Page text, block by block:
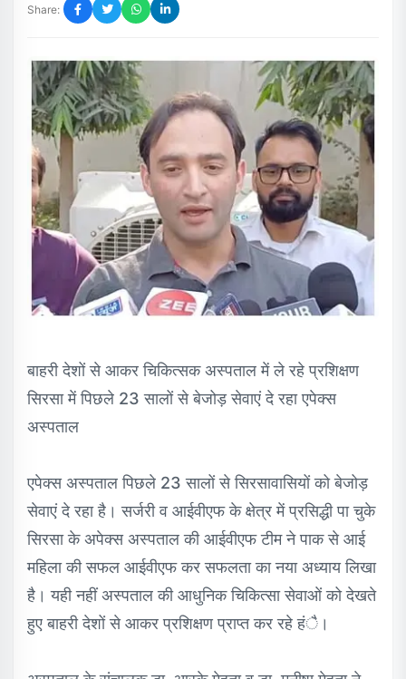
Share:
बाहरी देशों से आकर चिकित्सक अस्पताल में ले रहे प्रशिक्षण
सिरसा में पिछले 23 सालों से बेजोड़ सेवाएं दे रहा एपेक्स
अस्पताल
एपेक्स अस्पताल पिछले 23 सालों से सिरसावासियों को बेजोड़
सेवाएं दे रहा है। सर्जरी व आईवीएफ के क्षेत्र में प्रसिद्धी पा चुके
सिरसा के अपेक्स अस्पताल की आईवीएफ टीम ने पाक से आई
महिला की सफल आईवीएफ कर सफलता का नया अध्याय लिखा
है। यही नहीं अस्पताल की आधुनिक चिकित्सा सेवाओं को देखते
हुए बाहरी देशों से आकर प्रशिक्षण प्राप्त कर रहे हंै।